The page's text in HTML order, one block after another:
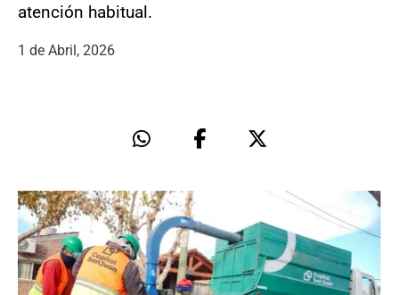
atención habitual.
1 de Abril, 2026